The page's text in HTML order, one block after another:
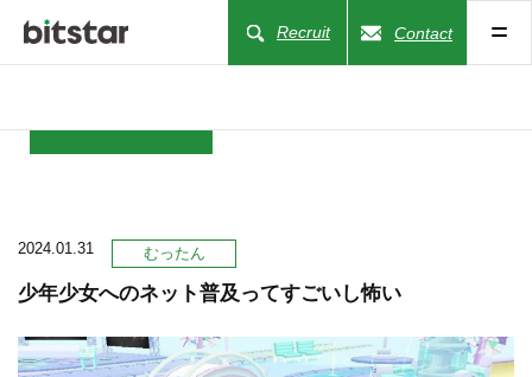
Recruit Contact
COMPANY
BUSINESS
2024.01.31 むったん
少年少女へのネット普及ってすごいし怖い